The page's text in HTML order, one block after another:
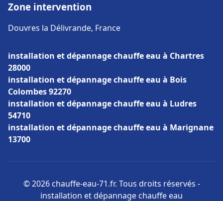
Zone intervention
Douvres la Délivrande, France
installation et dépannage chauffe eau à Chartres
28000
installation et dépannage chauffe eau à Bois
Colombes 92270
installation et dépannage chauffe eau à Ludres
54710
installation et dépannage chauffe eau à Marignane
13700
© 2026 chauffe-eau-71.fr. Tous droits réservés -
installation et dépannage chauffe eau